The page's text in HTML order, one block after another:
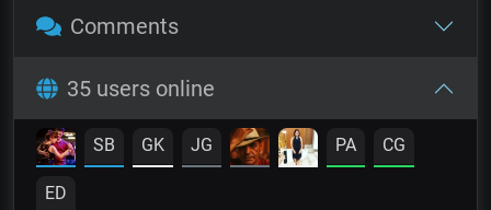
Comments
35 users online
SB GK JG PA CG
ED